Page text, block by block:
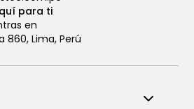
para ti
en
860, Lima, Perú